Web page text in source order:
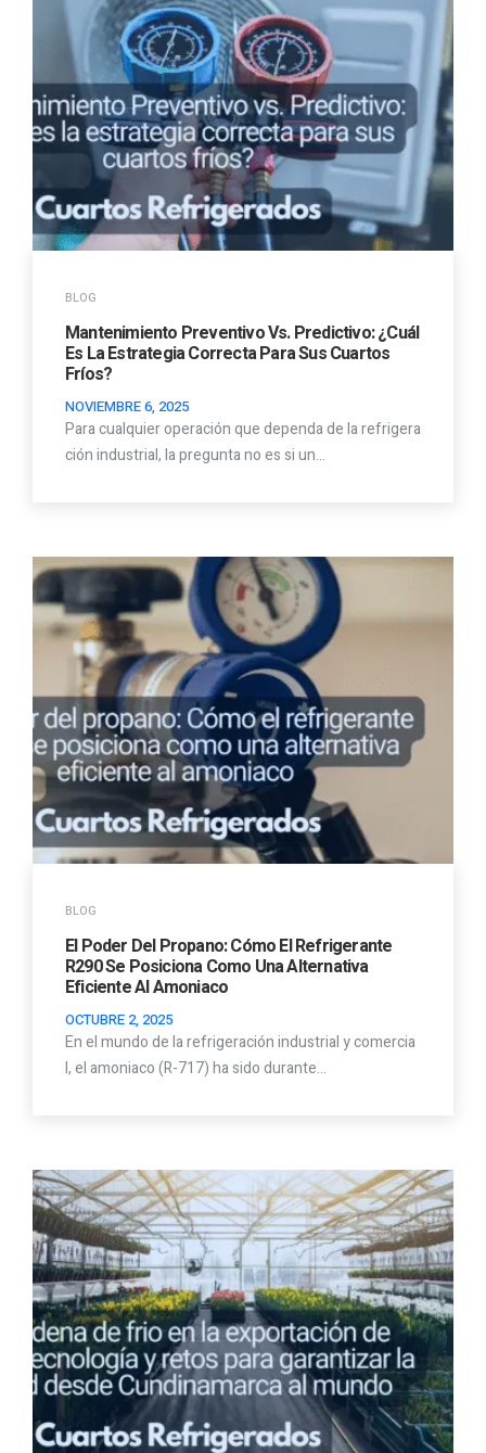
BLOG
Mantenimiento Preventivo Vs. Predictivo: ¿Cuál
Es La Estrategia Correcta Para Sus Cuartos
Fríos?
NOVIEMBRE 6, 2025
Para cualquier operación que dependa de la refrigera
ción industrial, la pregunta no es si un…
BLOG
El Poder Del Propano: Cómo El Refrigerante
R290 Se Posiciona Como Una Alternativa
Eficiente Al Amoniaco
OCTUBRE 2, 2025
En el mundo de la refrigeración industrial y comercia
l, el amoniaco (R-717) ha sido durante…